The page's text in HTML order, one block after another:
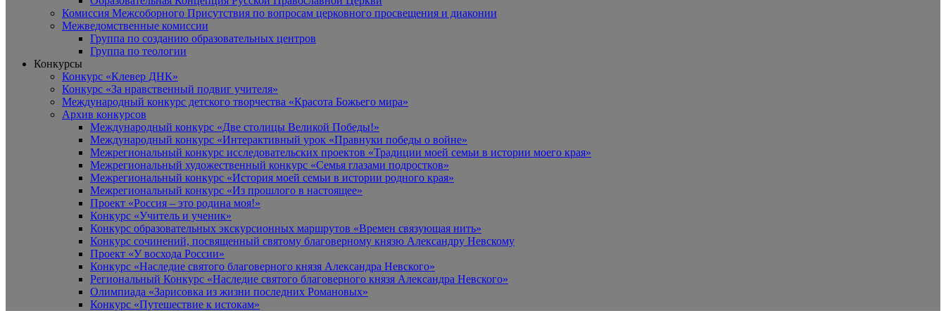
Комиссия Межсоборного Присутствия по вопросам церковного просвещения и диаконии
Межведомственные комиссии
Группа по созданию образовательных центров
Группа по теологии
Конкурсы
Конкурс «Клевер ДНК»
Конкурс «За нравственный подвиг учителя»
Международный конкурс детского творчества «Красота Божьего мира»
Архив конкурсов
Международный конкурс «Две столицы Великой Победы!»
Международный конкурс «Интерактивный урок «Правнуки победы о войне»
Межрегиональный конкурс исследовательских проектов «Традиции моей семьи в истории моего края»
Межрегиональный художественный конкурс «Семья глазами подростков»
Межрегиональный конкурс «История моей семьи в истории родного края»
Межрегиональный конкурс «Из прошлого в настоящее»
Проект «Россия – это родина моя!»
Конкурс «Учитель и ученик»
Конкурс образовательных экскурсионных маршрутов «Времен связующая нить»
Конкурс сочинений, посвященный святому благоверному князю Александру Невскому
Проект «У восхода России»
Конкурс «Наследие святого благоверного князя Александра Невского»
Региональный Конкурс «Наследие святого благоверного князя Александра Невского»
Олимпиада «Зарисовка из жизни последних Романовых»
Конкурс «Путешествие к истокам»